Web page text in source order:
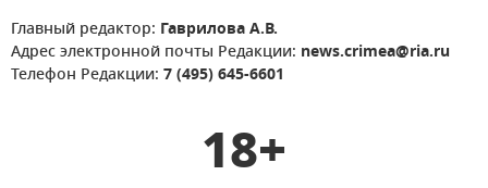
Главный редактор: Гаврилова А.В.
Адрес электронной почты Редакции: news.crimea@ria.ru
Телефон Редакции: 7 (495) 645-6601
18+